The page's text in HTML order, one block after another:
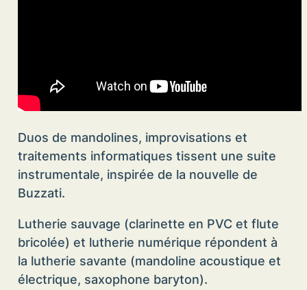
Duos de mandolines, improvisations et
traitements informatiques tissent une suite
instrumentale, inspirée de la nouvelle de
Buzzati.
Lutherie sauvage (clarinette en PVC et flute
bricolée) et lutherie numérique répondent à
la lutherie savante (mandoline acoustique et
électrique, saxophone baryton).